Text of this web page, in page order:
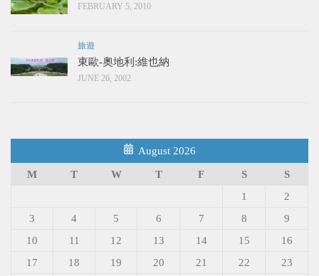
FEBRUARY 5, 2010
旅遊
東歐-奧地利:維也納
JUNE 26, 2002
August 2026
M T W T F S
S
1
2
3
4 5 6 7 8
9
10
11 12 13 14 15
16
17
18 19 20 21 22
23